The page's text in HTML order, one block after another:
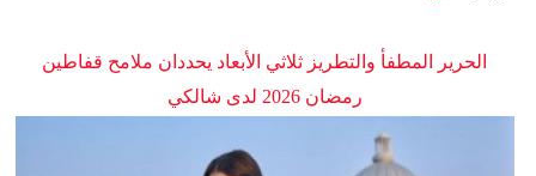
الحرير المطفأ والتطريز ثلاثي الأبعاد يحددان ملامح قفاطين
رمضان 2026 لدى شالكي